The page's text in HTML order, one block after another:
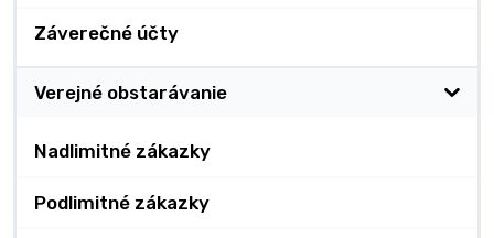
Záverečné účty
Verejné obstarávanie
Nadlimitné zákazky
Podlimitné zákazky